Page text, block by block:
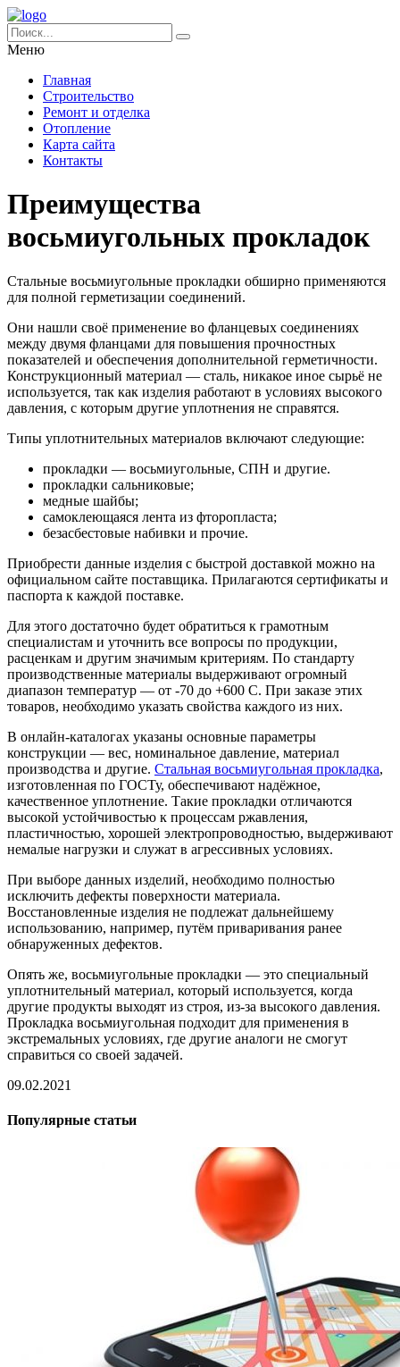
Меню
Главная
Строительство
Ремонт и отделка
Отопление
Карта сайта
Контакты
Преимущества
восьмиугольных прокладок
Стальные восьмиугольные прокладки обширно применяются
для полной герметизации соединений.
Они нашли своё применение во фланцевых соединениях
между двумя фланцами для повышения прочностных
показателей и обеспечения дополнительной герметичности.
Конструкционный материал — сталь, никакое иное сырьё не
используется, так как изделия работают в условиях высокого
давления, с которым другие уплотнения не справятся.
Типы уплотнительных материалов включают следующие:
прокладки — восьмиугольные, СПН и другие.
прокладки сальниковые;
медные шайбы;
самоклеющаяся лента из фторопласта;
безасбестовые набивки и прочие.
Приобрести данные изделия с быстрой доставкой можно на
официальном сайте поставщика. Прилагаются сертификаты и
паспорта к каждой поставке.
Для этого достаточно будет обратиться к грамотным
специалистам и уточнить все вопросы по продукции,
расценкам и другим значимым критериям. По стандарту
производственные материалы выдерживают огромный
диапазон температур — от -70 до +600 С. При заказе этих
товаров, необходимо указать свойства каждого из них.
В онлайн-каталогах указаны основные параметры
конструкции — вес, номинальное давление, материал
производства и другие. Стальная восьмиугольная прокладка,
изготовленная по ГОСТу, обеспечивают надёжное,
качественное уплотнение. Такие прокладки отличаются
высокой устойчивостью к процессам ржавления,
пластичностью, хорошей электропроводностью, выдерживают
немалые нагрузки и служат в агрессивных условиях.
При выборе данных изделий, необходимо полностью
исключить дефекты поверхности материала.
Восстановленные изделия не подлежат дальнейшему
использованию, например, путём приваривания ранее
обнаруженных дефектов.
Опять же, восьмиугольные прокладки — это специальный
уплотнительный материал, который используется, когда
другие продукты выходят из строя, из-за высокого давления.
Прокладка восьмиугольная подходит для применения в
экстремальных условиях, где другие аналоги не смогут
справиться со своей задачей.
09.02.2021
Популярные статьи